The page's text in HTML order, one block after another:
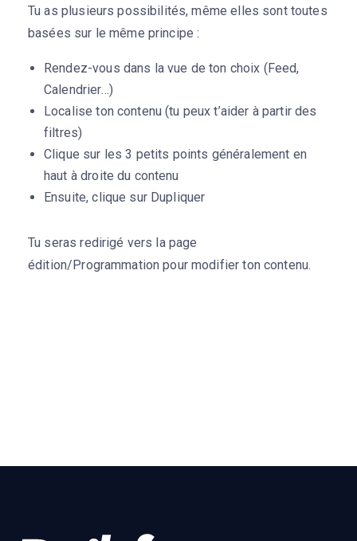
Tu as plusieurs possibilités, même elles sont toutes
basées sur le même principe :
Rendez-vous dans la vue de ton choix (Feed,
Calendrier…)
Localise ton contenu (tu peux t’aider à partir des
filtres)
Clique sur les 3 petits points généralement en
haut à droite du contenu
Ensuite, clique sur Dupliquer
Tu seras redirigé vers la page
édition/Programmation pour modifier ton contenu.